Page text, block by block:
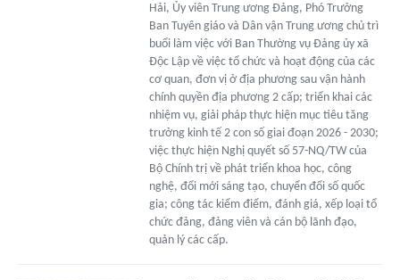
Hải, Ủy viên Trung ương Đảng, Phó Trưởng
Ban Tuyên giáo và Dân vận Trung ương chủ trì
buổi làm việc với Ban Thường vụ Đảng ủy xã
Độc Lập về việc tổ chức và hoạt động của các
cơ quan, đơn vị ở địa phương sau vận hành
chính quyền địa phương 2 cấp; triển khai các
nhiệm vụ, giải pháp thực hiện mục tiêu tăng
trưởng kinh tế 2 con số giai đoạn 2026 - 2030;
việc thực hiện Nghị quyết số 57-NQ/TW của
Bộ Chính trị về phát triển khoa học, công
nghệ, đổi mới sáng tạo, chuyển đổi số quốc
gia; công tác kiểm điểm, đánh giá, xếp loại tổ
chức đảng, đảng viên và cán bộ lãnh đạo,
quản lý các cấp.